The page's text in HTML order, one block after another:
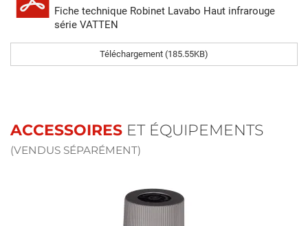
Fiche technique Robinet Lavabo Haut infrarouge
série VATTEN
Téléchargement (185.55KB)
ACCESSOIRES ET ÉQUIPEMENTS
(VENDUS SÉPARÉMENT)